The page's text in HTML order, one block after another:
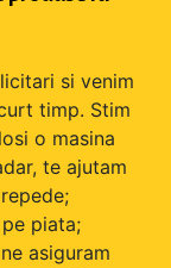
si venim
timp. Stim
o masina
te ajutam
piata;
asiguram